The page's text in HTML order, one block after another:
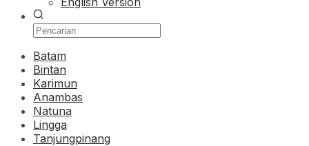
Batam
Bintan
Karimun
Anambas
Natuna
Lingga
Tanjungpinang